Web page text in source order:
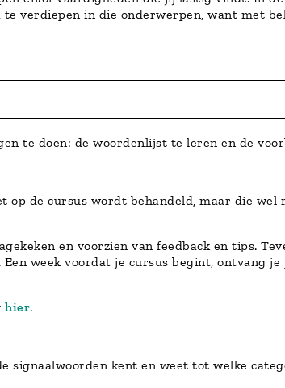
verdiepen in die onderwerpen, want met
te doen: de woordenlijst te leren en de
de cursus wordt behandeld, maar die wel
en voorzien van feedback en tips.
week voordat je cursus begint, ontvang
hier.
kent en weet tot welke